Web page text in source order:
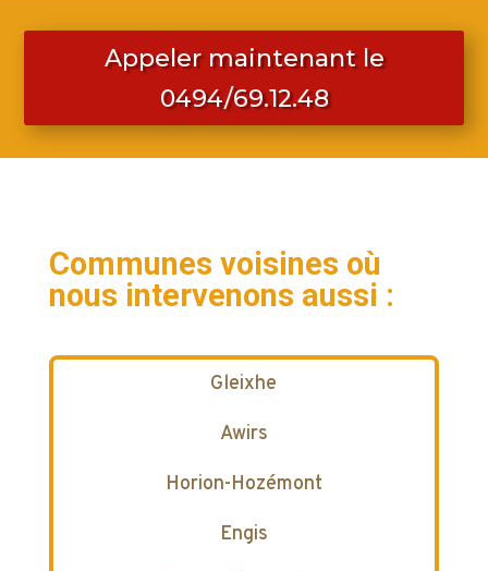
Appeler maintenant le
0494/69.12.48
Communes voisines où
nous intervenons aussi :
Gleixhe
Awirs
Horion-Hozémont
Engis